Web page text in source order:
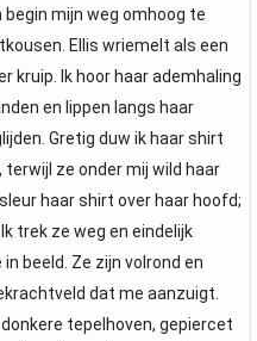
mijn weg omhoog te
Ellis wriemelt als een
kruip. Ik hoor haar ademhaling
en lippen langs haar
Gretig duw ik haar shirt
terwijl ze onder mij wild haar
haar shirt over haar hoofd;
trek ze weg en eindelijk
beeld. Ze zijn volrond en
dat me aanzuigt.
tepelhoven, gepiercet